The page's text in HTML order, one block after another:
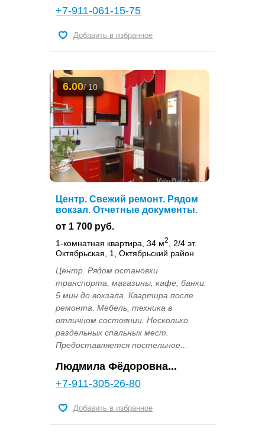
+7-911-061-15-75
Добавить в избранное
6.00/ 10
Центр. Свежий ремонт. Рядом
вокзал. Отчетные документы.
от 1 700 руб.
1-комнатная квартира, 34 м2
, 2/4 эт.
Октябрьская, 1, Октябрьский район
Центр. Рядом остановки
транспорта, магазины, кафе, банки.
5 мин до вокзала. Квартира после
ремонта. Мебель, техника в
отличном состоянии. Несколько
раздельных спальных мест.
Предоставляется постельное...
Людмила Фёдоровна...
+7-911-305-26-80
Добавить в избранное